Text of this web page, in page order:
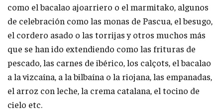
como el bacalao ajoarriero o el marmitako, algunos
de celebración como las monas de Pascua, el besugo,
el cordero asado o las torrijas y otros muchos más
que se han ido extendiendo como las frituras de
pescado, las carnes de ibérico, los calçots, el bacalao
a la vizcaína, a la bilbaína o la riojana, las empanadas,
el arroz con leche, la crema catalana, el tocino de
cielo etc.